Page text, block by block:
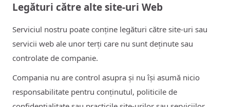
Legături către alte site-uri Web
Serviciul nostru poate conține legături către site-uri sau
servicii web ale unor terți care nu sunt deținute sau
controlate de companie.
Compania nu are control asupra și nu își asumă nicio
responsabilitate pentru conținutul, politicile de